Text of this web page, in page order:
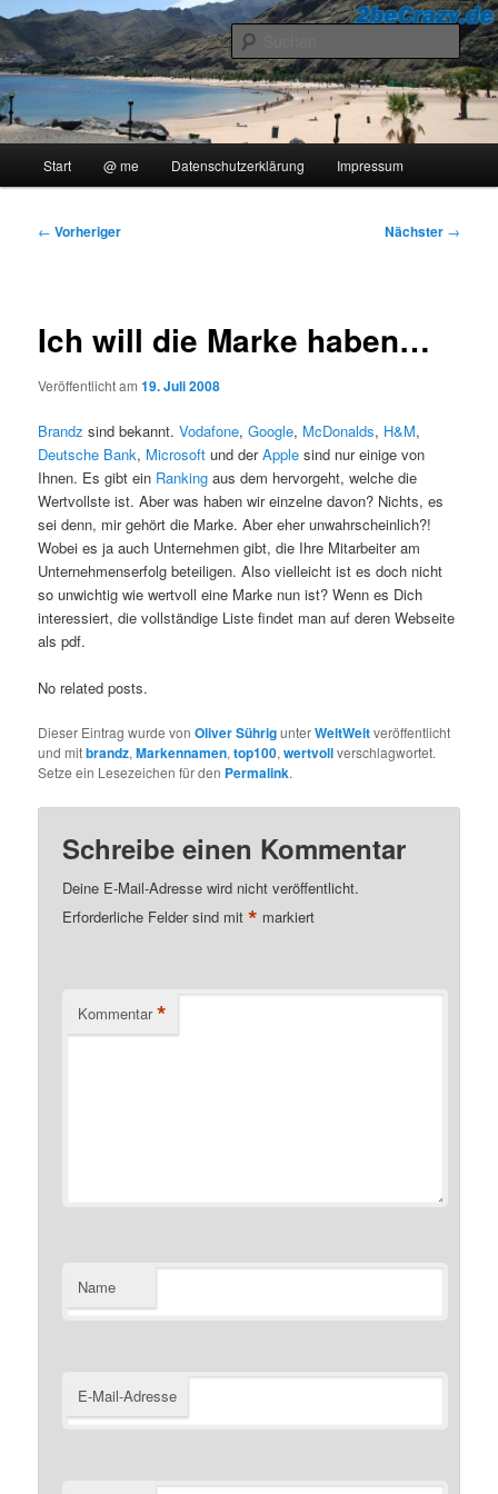
Zum
primären
Inhalt
springen2beCrazy
..::Ollis Blog::..
Start @ me Datenschutzerklärung Impressum
Beitragsnavigation
← Vorheriger Nächster →
Ich will die Marke haben…
Veröffentlicht am19. Juli 2008
Brandzsind bekannt.Vodafone,Google, McDonalds, H&M,
Deutsche Bank, Microsoftund derApplesind nur einige von
Ihnen. Es gibt ein Rankingaus dem hervorgeht, welche die
Wertvollste ist. Aber was haben wir einzelne davon? Nichts, es
sei denn, mir gehört die Marke. Aber eher unwahrscheinlich?!
Wobei es ja auch Unternehmen gibt, die Ihre Mitarbeiter am
Unternehmenserfolg beteiligen. Also vielleicht ist es doch nicht
so unwichtig wie wertvoll eine Marke nun ist? Wenn es Dich
interessiert, die vollständige Liste findet man auf deren Webseite
als pdf.
No related posts.
Dieser Eintrag wurde vonOliver SührigunterWeltWeitveröffentlicht
und mitbrandz,Markennamen,top100,wertvollverschlagwortet.
Setze ein Lesezeichen für den Permalink.
Schreibe einen Kommentar
Deine E-Mail-Adresse wird nicht veröffentlicht.
Erforderliche Felder sind mit* markiert
Kommentar *
Name
E-Mail-Adresse